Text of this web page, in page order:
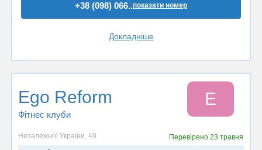
+38 (098) 066..показати номер
Докладніше
Ego Reform
Фітнес клуби
E
Незалежної України, 49 Перевірено23 травня